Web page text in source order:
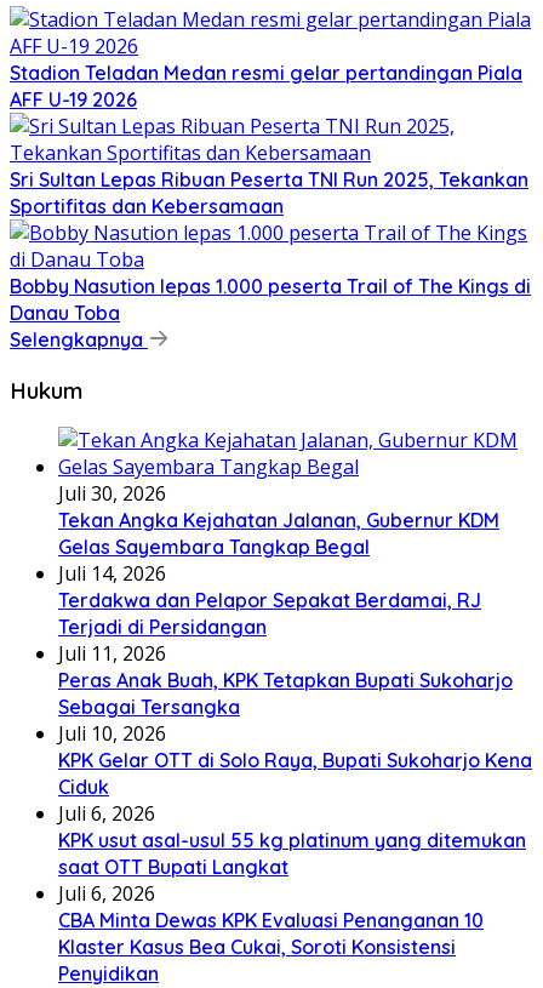
Stadion Teladan Medan resmi gelar pertandingan Piala
AFF U-19 2026
Sri Sultan Lepas Ribuan Peserta TNI Run 2025, Tekankan
Sportifitas dan Kebersamaan
Bobby Nasution lepas 1.000 peserta Trail of The Kings di
Danau Toba
Selengkapnya
Hukum
Juli 30, 2026
Tekan Angka Kejahatan Jalanan, Gubernur KDM
Gelas Sayembara Tangkap Begal
Juli 14, 2026
Terdakwa dan Pelapor Sepakat Berdamai, RJ
Terjadi di Persidangan
Juli 11, 2026
Peras Anak Buah, KPK Tetapkan Bupati Sukoharjo
Sebagai Tersangka
Juli 10, 2026
KPK Gelar OTT di Solo Raya, Bupati Sukoharjo Kena
Ciduk
Juli 6, 2026
KPK usut asal-usul 55 kg platinum yang ditemukan
saat OTT Bupati Langkat
Juli 6, 2026
CBA Minta Dewas KPK Evaluasi Penanganan 10
Klaster Kasus Bea Cukai, Soroti Konsistensi
Penyidikan